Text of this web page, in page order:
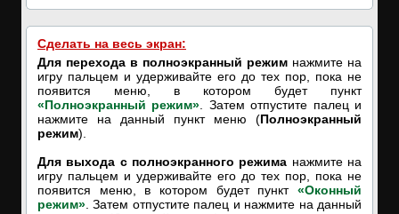
Сделать на весь экран:
Для перехода в полноэкранный режим нажмите на
игру пальцем и удерживайте его до тех пор, пока не
появится меню, в котором будет пункт
«Полноэкранный режим» . Затем отпустите палец и
нажмите на данный пункт меню (Полноэкранный
режим).
Для выхода с полноэкранного режима нажмите на
игру пальцем и удерживайте его до тех пор, пока не
появится меню, в котором будет пункт «Оконный
режим» . Затем отпустите палец и нажмите на данный